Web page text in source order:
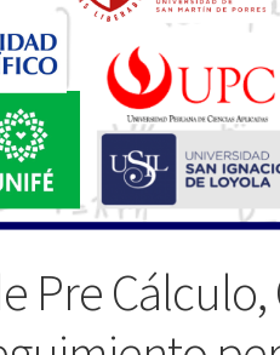
Pre